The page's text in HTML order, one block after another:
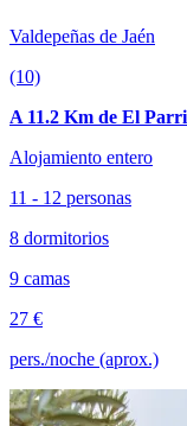
Valdepeñas de Jaén
(10)
A 11.2 Km de El
Alojamiento entero
11 - 12 personas
8 dormitorios
9 camas
27 €
pers./noche (aprox.)